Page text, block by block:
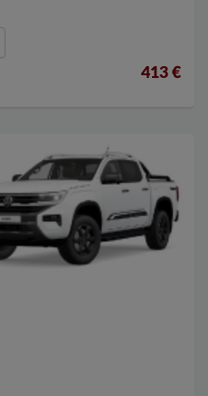
413 €